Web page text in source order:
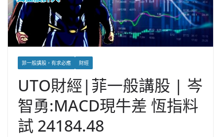
菲一般講股，有求必應 財經
UTO財經|菲一般講股 | 岑
智勇:MACD現牛差 恆指料
試 24184.48